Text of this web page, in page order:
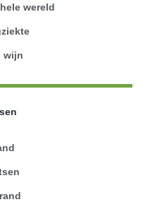
wereld
wijn